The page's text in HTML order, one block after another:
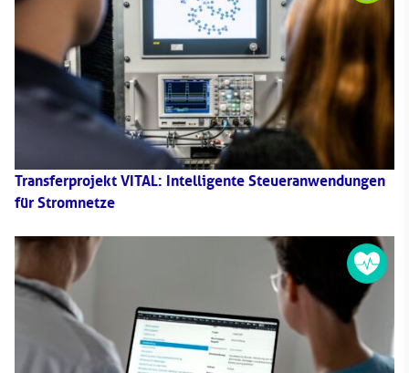
Transferprojekt VITAL: Intelligente Steueranwendungen
für Stromnetze